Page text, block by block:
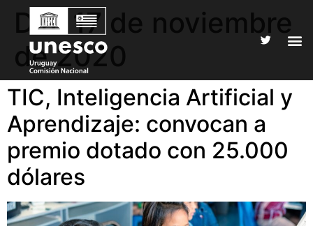
Día: 17 de noviembre
de 2020
TIC, Inteligencia Artificial y
Aprendizaje: convocan a
premio dotado con 25.000
dólares